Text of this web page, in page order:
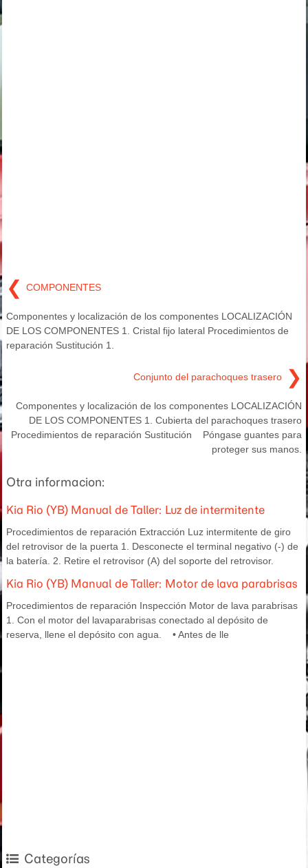
❮ COMPONENTES
Componentes y localización de los componentes LOCALIZACIÓN
DE LOS COMPONENTES 1. Cristal fijo lateral Procedimientos de
reparación Sustitución 1.
Conjunto del parachoques trasero ❯
Componentes y localización de los componentes LOCALIZACIÓN
DE LOS COMPONENTES 1. Cubierta del parachoques trasero
Procedimientos de reparación Sustitución Póngase guantes para
proteger sus manos.
Otra informacion:
Kia Rio (YB) Manual de Taller: Luz de intermitente
Procedimientos de reparación Extracción Luz intermitente de giro
del retrovisor de la puerta 1. Desconecte el terminal negativo (-) de
la batería. 2. Retire el retrovisor (A) del soporte del retrovisor.
Kia Rio (YB) Manual de Taller: Motor de lava parabrisas
Procedimientos de reparación Inspección Motor de lava parabrisas
1. Con el motor del lavaparabrisas conectado al depósito de
reserva, llene el depósito con agua. • Antes de lle
Categorías